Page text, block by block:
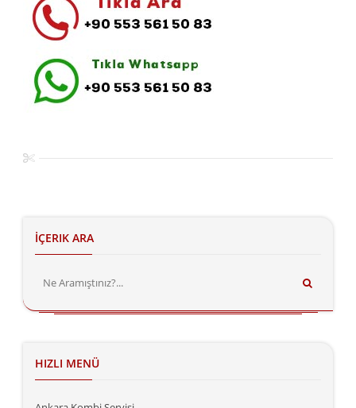
İÇERIK ARA
HIZLI MENÜ